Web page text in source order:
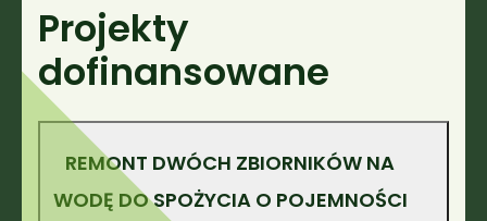
Projekty
dofinansowane
REMONT DWÓCH ZBIORNIKÓW NA
WODĘ DO SPOŻYCIA O POJEMNOŚCI